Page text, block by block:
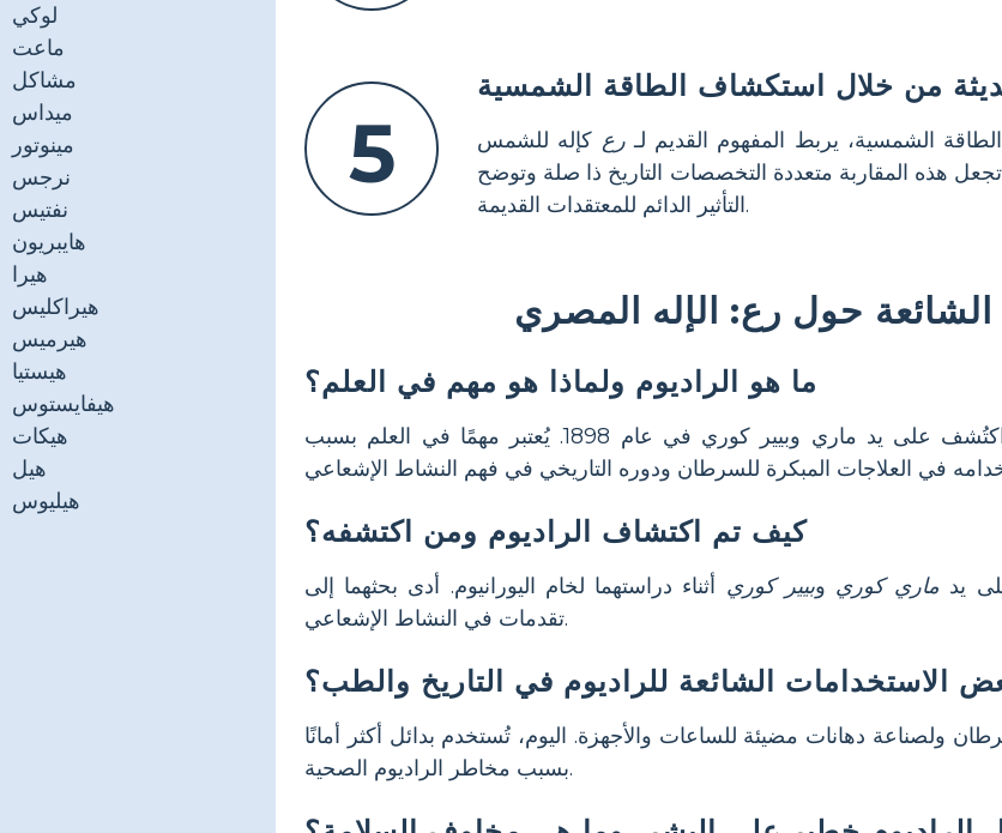
لوكي
ماعت
مشاكل
ميداس
مينوتور
نرجس
نفتيس
هايبريون
هيرا
هيراكليس
هيرميس
هيستيا
هيفايستوس
هيكات
هيل
هيليوس
5
من خلال استكشاف الطاقة الشمسية
الشمسية، يربط المفهوم القديم لـرع كإله للشمس
هذه المقاربة متعددة التخصصات التاريخ ذا صلة وتوضح
التأثير الدائم للمعتقدات القديمة.
الشائعة حول رع: الإله المصري
ما هو الراديوم ولماذا هو مهم في العلم؟
هو عنصر كيميائي مشع اكتُشف على يد ماري وبيير كوري في عام 1898. يُعتبر مهمًا في العلم بسبب
كيف تم اكتشاف الراديوم ومن اكتشفه؟
ماري كوري وبيير كوري أثناء دراستهما لخام اليورانيوم. أدى بحثهما إلى
تقدمات في النشاط الإشعاعي.
الاستخدامات الشائعة للراديوم في التاريخ والطب؟
ولصناعة دهانات مضيئة للساعات والأجهزة. اليوم، تُستخدم بدائل أكثر أمانًا
بسبب مخاطر الراديوم الصحية.